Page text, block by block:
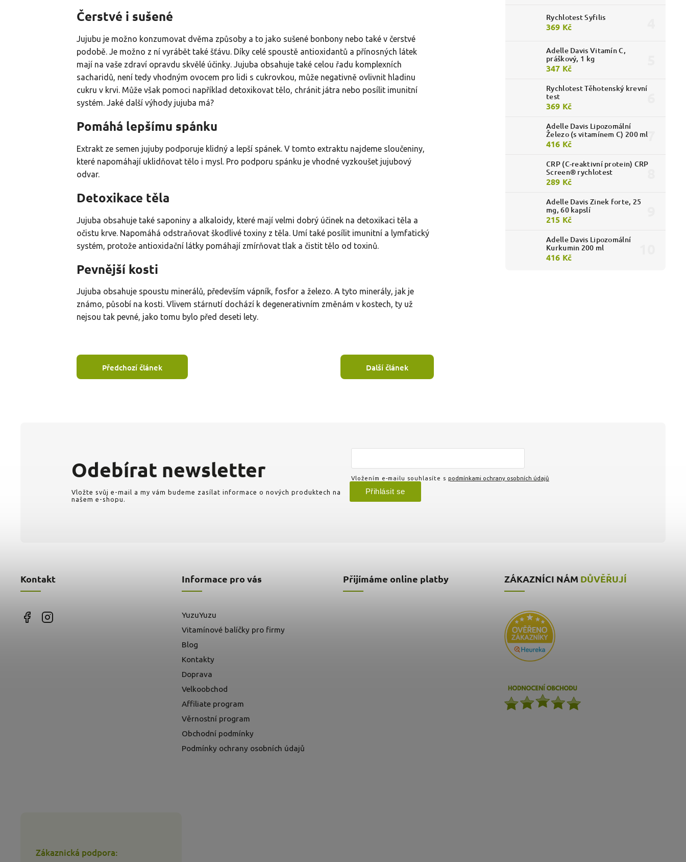
Rychlotest Syfilis
369 Kč
Adelle Davis Vitamín C,
práškový, 1 kg
347 Kč
Rychlotest Těhotenský krevní
test
369 Kč
Adelle Davis Lipozomální
Železo (s vitamínem C) 200 ml
416 Kč
CRP (C-reaktivní protein) CRP
Screen® rychlotest
289 Kč
Adelle Davis Zinek forte, 25
mg, 60 kapslí
215 Kč
Adelle Davis Lipozomální
Kurkumin 200 ml
416 Kč
Čerstvé i sušené
Jujubu je možno konzumovat dvěma způsoby a to jako sušené bonbony nebo také v čerstvé
podobě. Je možno z ní vyrábět také šťávu. Díky celé spoustě antioxidantů a přínosných látek
mají na vaše zdraví opravdu skvělé účinky. Jujuba obsahuje také celou řadu komplexních
sacharidů, není tedy vhodným ovocem pro lidi s cukrovkou, může negativně ovlivnit hladinu
cukru v krvi. Může však pomoci například detoxikovat tělo, chránit játra nebo posílit imunitní
systém. Jaké další výhody jujuba má?
Pomáhá lepšímu spánku
Extrakt ze semen jujuby podporuje klidný a lepší spánek. V tomto extraktu najdeme sloučeniny,
které napomáhají uklidňovat tělo i mysl. Pro podporu spánku je vhodné vyzkoušet jujubový
odvar.
Detoxikace těla
Jujuba obsahuje také saponiny a alkaloidy, které mají velmi dobrý účinek na detoxikaci těla a
očistu krve. Napomáhá odstraňovat škodlivé toxiny z těla. Umí také posílit imunitní a lymfatický
systém, protože antioxidační látky pomáhají zmírňovat tlak a čistit tělo od toxinů.
Pevnější kosti
Jujuba obsahuje spoustu minerálů, především vápník, fosfor a železo. A tyto minerály, jak je
známo, působí na kosti. Vlivem stárnutí dochází k degenerativním změnám v kostech, ty už
nejsou tak pevné, jako tomu bylo před deseti lety.
Předchozí článek Další článek
Zákaznická podpora:
Kontakt
Odebírat newsletter
Vložte svůj e-mail a my vám budeme zasílat informace o nových produktech na
našem e-shopu.
Vložením e-mailu souhlasíte s podmínkami ochrany osobních údajů
Přihlásit se
Informace pro vás
YuzuYuzu
Vitamínové balíčky pro firmy
Blog
Kontakty
Doprava
Velkoobchod
Affiliate program
Věrnostní program
Obchodní podmínky
Podmínky ochrany osobních údajů
Přijímáme online platby ZÁKAZNÍCI NÁM DŮVĚŘUJÍ